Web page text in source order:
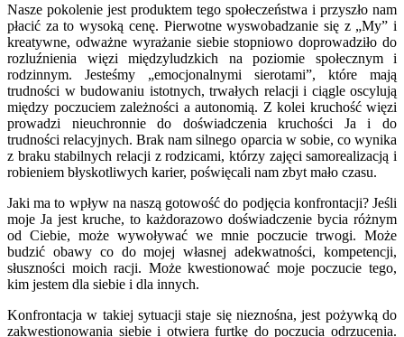
Nasze pokolenie jest produktem tego społeczeństwa i przyszło nam
płacić za to wysoką cenę. Pierwotne wyswobadzanie się z „My” i
kreatywne, odważne wyrażanie siebie stopniowo doprowadziło do
rozluźnienia więzi międzyludzkich na poziomie społecznym i
rodzinnym. Jesteśmy „emocjonalnymi sierotami”, które mają
trudności w budowaniu istotnych, trwałych relacji i ciągle oscylują
między poczuciem zależności a autonomią. Z kolei kruchość więzi
prowadzi nieuchronnie do doświadczenia kruchości Ja i do
trudności relacyjnych. Brak nam silnego oparcia w sobie, co wynika
z braku stabilnych relacji z rodzicami, którzy zajęci samorealizacją i
robieniem błyskotliwych karier, poświęcali nam zbyt mało czasu.
Jaki ma to wpływ na naszą gotowość do podjęcia konfrontacji? Jeśli
moje Ja jest kruche, to każdorazowo doświadczenie bycia różnym
od Ciebie, może wywoływać we mnie poczucie trwogi. Może
budzić obawy co do mojej własnej adekwatności, kompetencji,
słuszności moich racji. Może kwestionować moje poczucie tego,
kim jestem dla siebie i dla innych.
Konfrontacja w takiej sytuacji staje się nieznośna, jest pożywką do
zakwestionowania siebie i otwiera furtkę do poczucia odrzucenia.